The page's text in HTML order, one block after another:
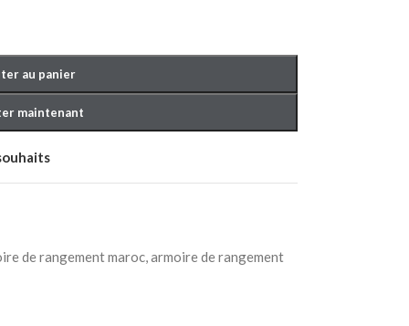
au panier
maintenant
de rangement maroc,armoire de rangement